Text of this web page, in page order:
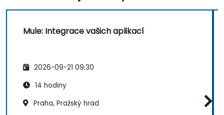
Mule: Integrace vašich aplikací
2026-09-21 09:30
14 hodiny
Praha, Pražský hrad